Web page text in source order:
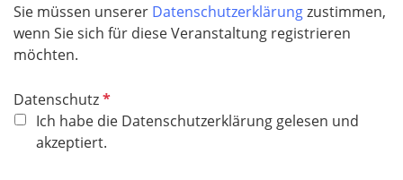
Sie müssen unserer Datenschutzerklärungzustimmen,
wenn Sie sich für diese Veranstaltung registrieren
möchten.
DatenschutzP
f
l
Ich habe die Datenschutzerklärung gelesen und
akzeptiert.